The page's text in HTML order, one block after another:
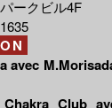
ークビル4F
avec
Club